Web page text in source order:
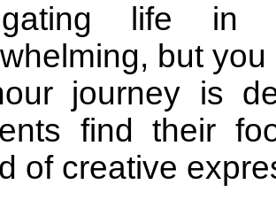
life
but
journey is
find their
of creative